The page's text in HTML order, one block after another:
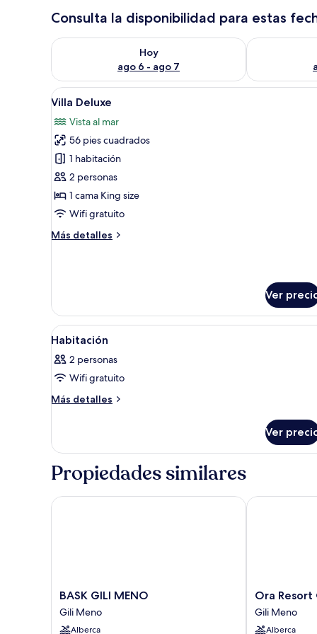
Consulta la disponibilidad para estas
Hoy
ago 6 - ago 7
Consulta la disponibilidad para hoy ago 6 - ago 7
Consulta la
Abrir
todas
las
fotos
de
Villa
Deluxe
Una construcción de madera
6
Villa Deluxe
Vista al mar
56 pies cuadrados
1 habitación
2 personas
1 cama King size
Wifi gratuito
Más detalles
Más
Ver
Abrir
todas
las
fotos
de
Una habitación con cama,
5
Habitación
2 personas
Wifi gratuito
Más detalles
Más
Ver
Propiedades similares
BASK
GILI
MENO
BASK GILI MENO
Gili Meno
Alberca
BASK GILI MENO
Ora
Resort
Gili
Ora Resort
Gili Meno
Alberca
Ora Resort